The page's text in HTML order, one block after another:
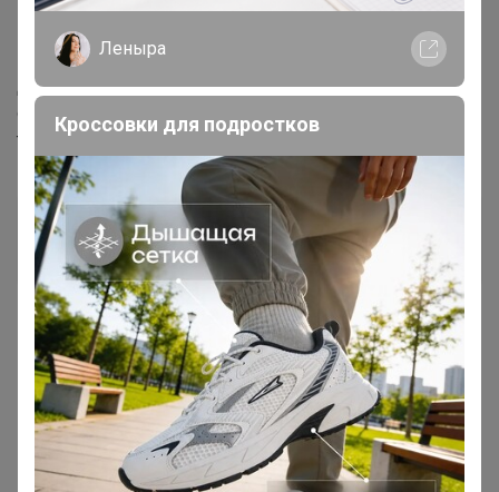
11 июня, 2021 13:09
Добрый день. А то, что в статусе "получено
организатором" по цр на этой неделе уже не успеет? а
то запасы заканчиваются уже
OLGAPARAMONOVA
Великий магистр
11 июня, 2021 13:28
Бонифаций, Добрый день! Хотелось бы знать, когда
вы раздадите заказы в по центрам раздач? Так как у
вас было написано "Пятница-Суббота (05.06 -06.06)",
Леныра
Кроссовки для подростков